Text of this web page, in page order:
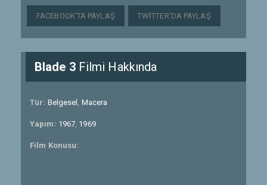
FACEBOOK'TA PAYLAŞ TWITTER'DA PAYLAŞ
Blade 3Filmi Hakkında
Tür: Belgesel , Macera
Yapım: 1967, 1969
Film Konusu: